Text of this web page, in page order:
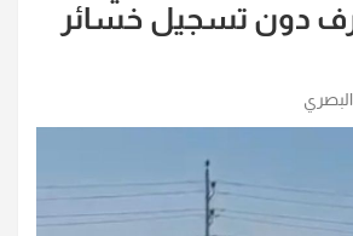
دون تسجيل خسائر